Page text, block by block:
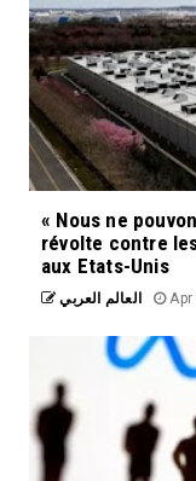
« Nous ne
révolte contre
aux Etats-Unis
العالم العربي Apr